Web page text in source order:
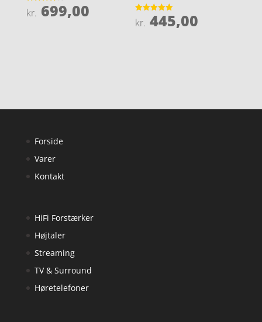
Vurderet
4
kr. 699,00
Vurderet
4.9
kr. 445,00
Forside
Varer
Kontakt
HiFi Forstærker
Højtaler
Streaming
TV & Surround
Høretelefoner